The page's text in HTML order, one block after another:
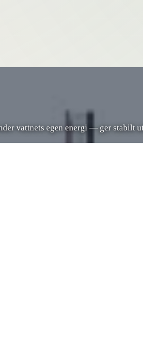
vattnets egen energi — ger stabilt